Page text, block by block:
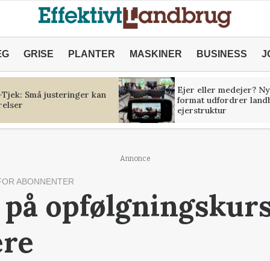
GRISE PLANTER MASKINER BUSINESS
Små justeringer kan
Ejer eller medejer?
format udfordrer
ejerstruktur
Annonce
ABONNENTER